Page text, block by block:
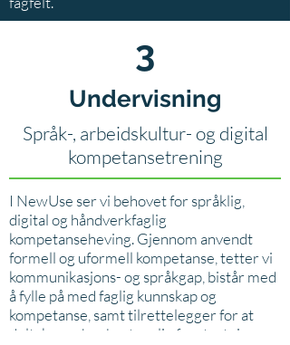
3
Undervisning
Språk-, arbeidskultur- og digital
kompetansetrening
I NewUse ser vi behovet for språklig,
digital og håndverkfaglig
kompetanseheving. Gjennom anvendt
formell og uformell kompetanse, tetter vi
kommunikasjons- og språkgap, bistår med
å fylle på med faglig kunnskap og
kompetanse, samt tilrettelegger for at
deltakerne har best mulig forutsetninger